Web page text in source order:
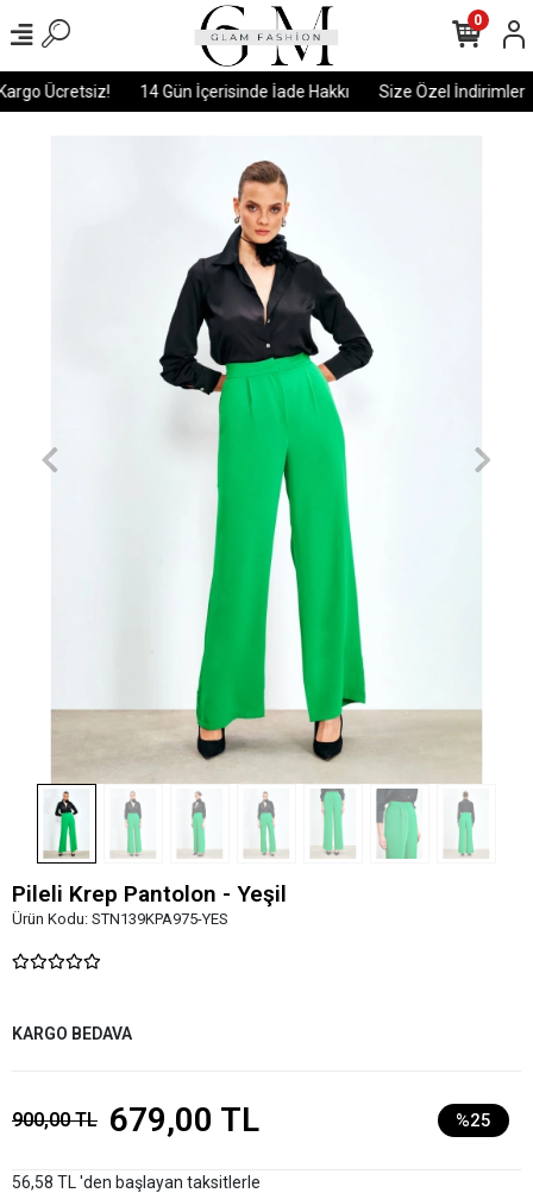
Ücretsiz! 14 Gün İçerisinde İade Hakkı Size Özel İndirimler
0
Pileli Krep Pantolon - Yeşil
Ürün Kodu: STN139KPA975-YES
KARGO BEDAVA
900,00 TL 679,00 TL %25
56,58 TL 'den başlayan taksitlerle